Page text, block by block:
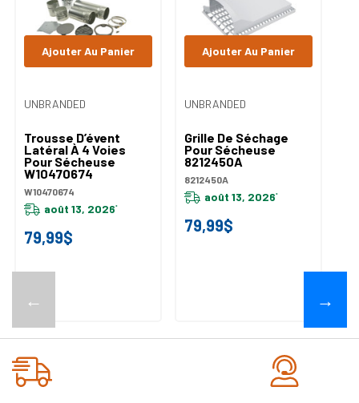
←
UNBRANDED
Trousse D’évent
Latéral À 4 Voies
Pour Sécheuse
W10470674
W10470674
août 13, 2026*
79,99$
Ajouter Au Panier
UNBRANDED
Grille De Séchage
Pour Sécheuse
8212450A
8212450A
août 13, 2026*
79,99$
Ajouter Au Panier
→